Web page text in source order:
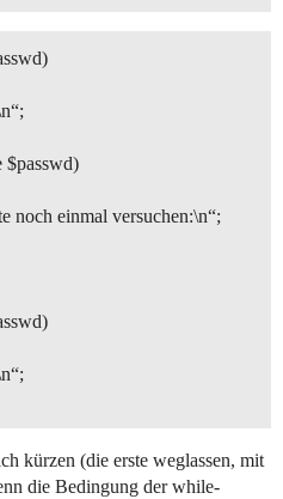
noch einmal versuchen:\n“;
kürzen (die erste weglassen, mit
die Bedingung der while-